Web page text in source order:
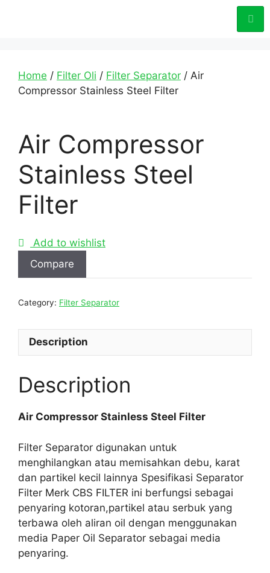
Home / Filter Oli / Filter Separator / Air
Compressor Stainless Steel Filter
Air Compressor
Stainless Steel
Filter
Add to wishlist
Compare
Category: Filter Separator
Description
Description
Air Compressor Stainless Steel Filter
Filter Separator digunakan untuk
menghilangkan atau memisahkan debu, karat
dan partikel kecil lainnya Spesifikasi Separator
Filter Merk CBS FILTER ini berfungsi sebagai
penyaring kotoran,partikel atau serbuk yang
terbawa oleh aliran oil dengan menggunakan
media Paper Oil Separator sebagai media
penyaring.